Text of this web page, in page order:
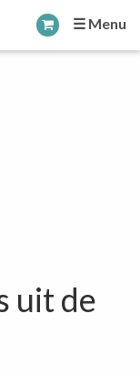
☰ Menu
uit de